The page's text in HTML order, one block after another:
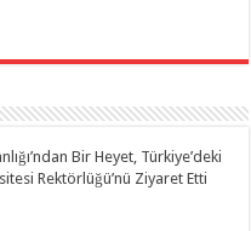
Bir Heyet, Türkiye’deki
Rektörlüğü’nü Ziyaret Etti